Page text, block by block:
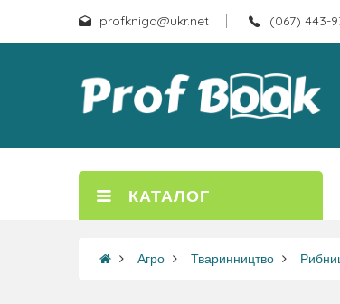
profkniga@ukr.net (067) 443-
КАТАЛОГ
Агро Тваринництво